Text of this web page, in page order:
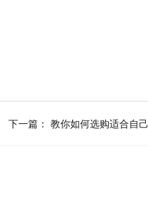
下一篇： 教你如何选购适合自